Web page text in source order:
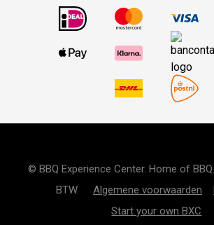
© BBQ Experience Center. Home of
BTW. Algemene voorwaarden
Start your own BXC